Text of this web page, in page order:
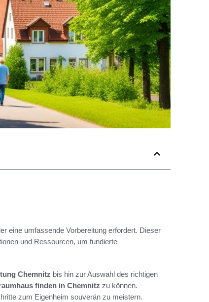
eine umfassende Vorbereitung erfordert. Dieser
und Ressourcen, um fundierte
Chemnitz bis hin zur Auswahl des richtigen
finden in Chemnitz zu können.
zum Eigenheim souverän zu meistern.